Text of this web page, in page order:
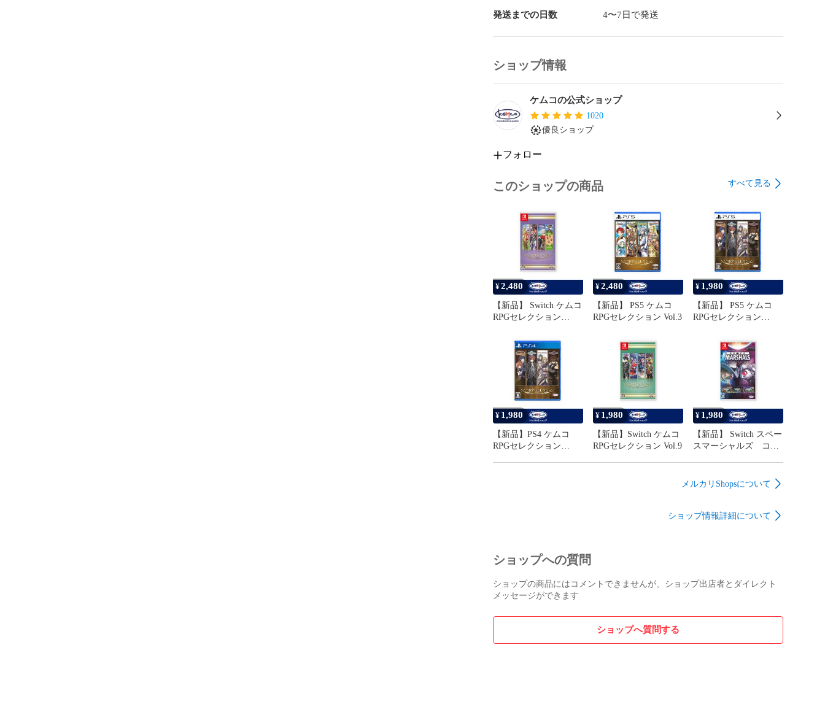
い1本です。
クリックポストで発送いたします。
※郵便受けに配達されますので、ご注意ください。
※休業日（土日祝日）を挟む場合の発送は、翌営業日以降となりま
【その他】
ご不明な点がありましたら、お気軽にご質問ください。
□■□■□■□■□■□■□■□■□■□
・タイムセール・値下げ時
・商品再入荷時
●フォローして頂くと…
・新商品発売時
お知らせが届きます！
□■□■□■□■□■□■□■□■□■□
発送までの日数 4〜7日で発送
ショップ情報
ケムコの公式ショップ
1020
優良ショップ
フォロー
このショップの商品 すべて見る
¥2,480
【新品】 Switch ケムコ
RPGセレクション
¥2,480
【新品】 PS5 ケムコ
RPGセレクション Vol.3
¥ 1,980
【新品】 PS5 ケムコ
RPGセレクション
¥ 1,980
【新品】PS4 ケムコ
RPGセレクション
¥ 1,980
【新品】Switch ケムコ
RPGセレクション Vol.9
¥ 1,980
【新品】 Switch スペー
スマーシャルズ コレ
メルカリShopsについて
ショップ情報詳細について
ショップへの質問
ショップの商品にはコメントできませんが、ショップ出店者とダイレクト
メッセージができます
ショップへ質問する